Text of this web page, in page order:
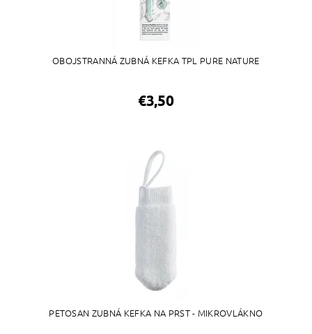
OBOJSTRANNÁ ZUBNÁ KEFKA TPL PURE NATURE
€3,50
PETOSAN ZUBNÁ KEFKA NA PRST - MIKROVLÁKNO